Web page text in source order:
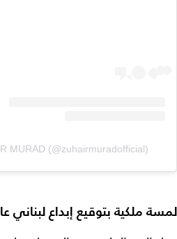
MURAD (@zuhairmuradofficial)
لمسة ملكية بتوقيع إبداع لبناني